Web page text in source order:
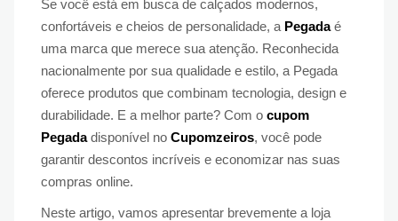
Se você está em busca de calçados modernos,
confortáveis e cheios de personalidade, a Pegadaé
uma marca que merece sua atenção. Reconhecida
nacionalmente por sua qualidade e estilo, a Pegada
oferece produtos que combinam tecnologia, design e
durabilidade. E a melhor parte? Com o cupom
Pegadadisponível no Cupomzeiros, você pode
garantir descontos incríveis e economizar nas suas
compras online.
Neste artigo, vamos apresentar brevemente a loja